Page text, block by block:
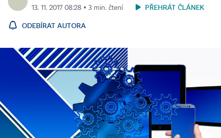
13. 11. 2017 08:28 ▪ 3 min. čtení PŘEHRÁT ČLÁNEK
ODEBÍRAT AUTORA